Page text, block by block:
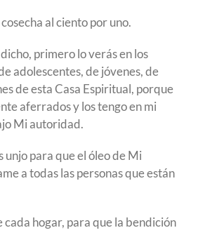
al ciento por uno.
primero lo verás en los
adolescentes, de jóvenes, de
de esta Casa Espiritual, porque
aferrados y los tengo en mi
Mi autoridad.
unjo para que el óleo de Mi
a todas las personas que están
cada hogar, para que la bendición